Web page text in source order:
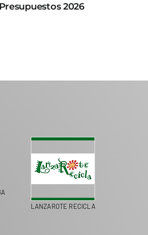
Presupuestos 2026
LANZAROTE RECICLA